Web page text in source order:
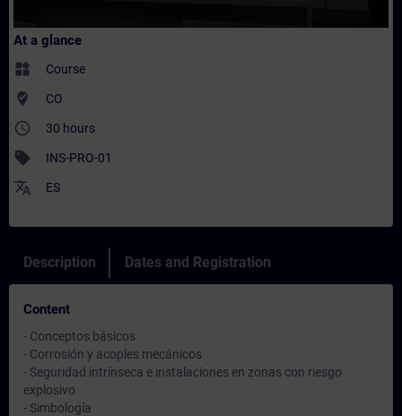
At a glance
widgets Course
where_to_vote CO
access_time 30 hours
sell INS-PRO-01
translate ES
Description Dates and Registration
Content
- Conceptos básicos
- Corrosión y acoples mecánicos
- Seguridad intrínseca e instalaciones en zonas con riesgo
explosivo
- Simbología